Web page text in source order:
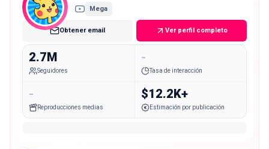
Mega
Obtener email Ver perfil completo
2.7M
Seguidores
-
Tasa de interacción
-
Reproducciones medias
$12.2K+
Estimación por publicación